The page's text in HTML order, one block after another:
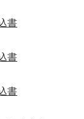
書
書
書